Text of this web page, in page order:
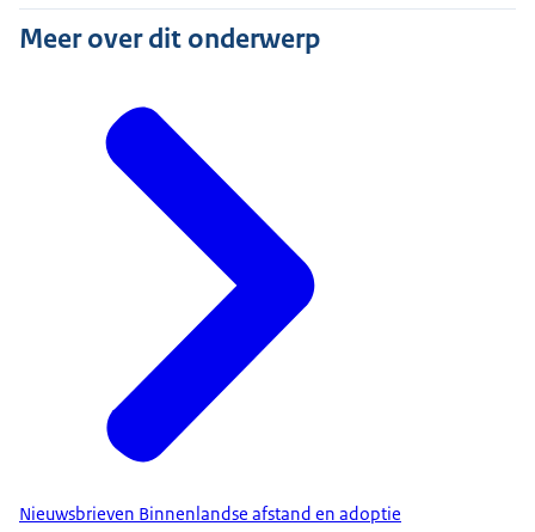
Meer over dit onderwerp
Nieuwsbrieven Binnenlandse afstand en adoptie